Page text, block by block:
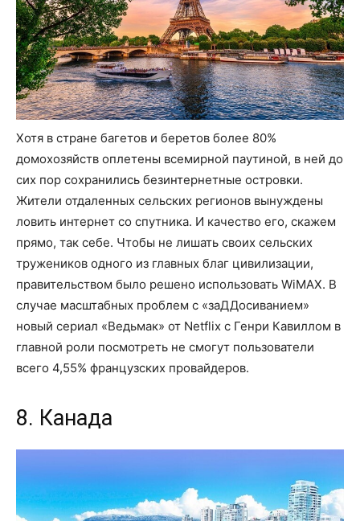
Хотя в стране багетов и беретов более 80%
домохозяйств оплетены всемирной паутиной, в ней до
сих пор сохранились безинтернетные островки.
Жители отдаленных сельских регионов вынуждены
ловить интернет со спутника. И качество его, скажем
прямо, так себе. Чтобы не лишать своих сельских
тружеников одного из главных благ цивилизации,
правительством было решено использовать WiMAX. В
случае масштабных проблем с «заДДосиванием»
новый сериал «Ведьмак» от Netflix с Генри Кавиллом в
главной роли посмотреть не смогут пользователи
всего 4,55% французских провайдеров.
8. Канада